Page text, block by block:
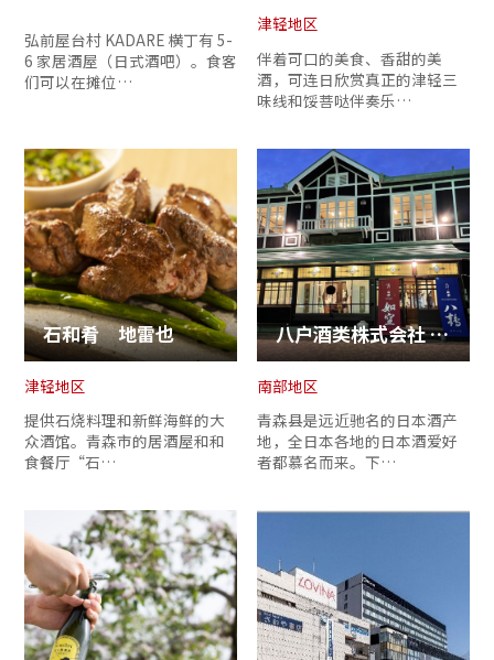
弘前屋台村 KADARE 横丁有 5-
6 家居酒屋（日式酒吧）。食客
们可以在摊位…
津轻地区
伴着可口的美食、香甜的美
酒，可连日欣赏真正的津轻三
味线和馁菩哒伴奏乐…
石和肴 地雷也
津轻地区
提供石烧料理和新鲜海鲜的大
众酒馆。青森市的居酒屋和和
食餐厅“石…
八户酒类株式会社 蔵元直卖所
南部地区
青森县是远近驰名的日本酒产
地，全日本各地的日本酒爱好
者都慕名而来。下…
复制链接